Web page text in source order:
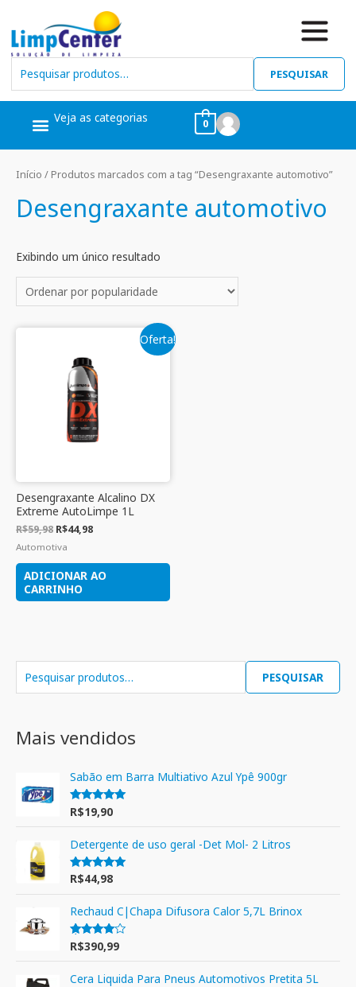
PESQUISAR
Veja as categorias 0
PESQUISAR
Mais vendidos
Sabão em Barra Multiativo Azul Ypê 900gr
Avaliação
5.00
de 5
R$19,90
Detergente de uso geral -Det Mol- 2 Litros
Avaliação
de 5
R$44,98
Rechaud C|Chapa Difusora Calor 5,7L Brinox
Avaliação
4.00
de 5
R$390,99
Cera Liquida Para Pneus Automotivos Pretita 5L
Início / Produtos marcados com a tag “Desengraxante automotivo”
Desengraxante automotivo
Exibindo um único resultado
Oferta!
Desengraxante Alcalino DX
Extreme AutoLimpe 1L
R$59,98 R$44,98
Automotiva
ADICIONAR AO
CARRINHO